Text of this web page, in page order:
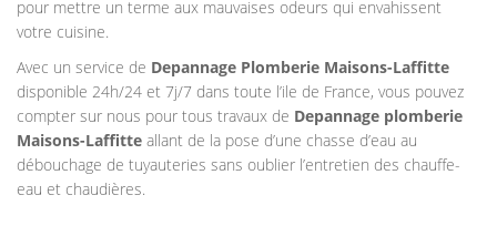
pour mettre un terme aux mauvaises odeurs qui envahissent
votre cuisine.
Avec un service de Depannage Plomberie Maisons-Laffitte
disponible 24h/24 et 7j/7 dans toute l’ile de France, vous pouvez
compter sur nous pour tous travaux de Depannage plomberie
Maisons-Laffitte allant de la pose d’une chasse d’eau au
débouchage de tuyauteries sans oublier l’entretien des chauffe-
eau et chaudières.